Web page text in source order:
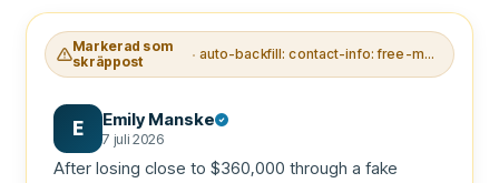
Markerad som
skräppost
auto-backfill: contact-info: free-mail+telegram-handle
E Emily Manske
7 juli 2026
After losing close to $360,000 through a fake